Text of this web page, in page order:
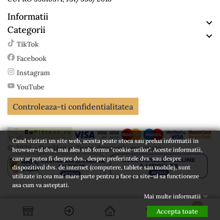
0
Informatii

Categorii

TikTok
Facebook
Instagram
YouTube
Controleaza-ti confidentialitatea
© 2026 - DasiHome. Toate drepturile rezervate
Cand vizitati un site web, acesta poate stoca sau prelua informatii in
browser-ul dvs., mai ales sub forma "cookie-urilor". Aceste informatii,
care ar putea fi despre dvs., despre preferintele dvs. sau despre
dispozitivul dvs. de internet (computere, tablete sau mobile), sunt
utilizate in cea mai mare parte pentru a face ca site-ul sa functioneze
asa cum va asteptati.
Mai multe informatii
Accepta toate